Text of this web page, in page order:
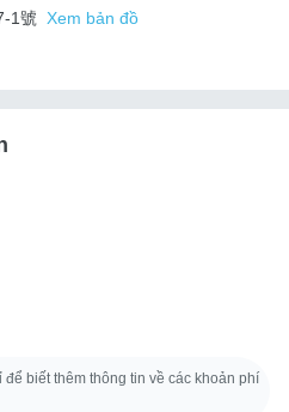
1號
Xem bản đồ
biết thêm thông tin về các khoản phí